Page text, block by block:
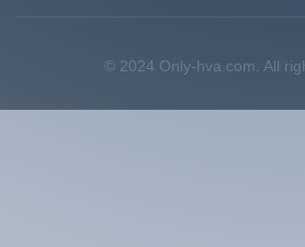
© 2024 Only-hva.com. All